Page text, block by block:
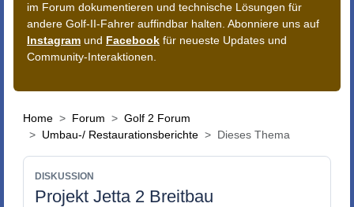
im Forum dokumentieren und technische Lösungen für
andere Golf-II-Fahrer auffindbar halten. Abonniere uns auf
Instagram und Facebook für neueste Updates und
Community-Interaktionen.
Home Forum
Golf 2 Forum
Umbau-/ Restaurationsberichte
Dieses Thema
DISKUSSION
Projekt Jetta 2 Breitbau